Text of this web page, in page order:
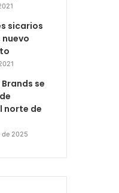
sicarios
se
norte de
de 2025